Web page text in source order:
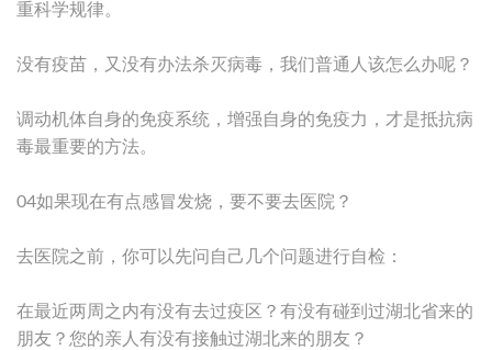
重科学规律。
没有疫苗，又没有办法杀灭病毒，我们普通人该怎么办呢？
调动机体自身的免疫系统，增强自身的免疫力，才是抵抗病
毒最重要的方法。
04如果现在有点感冒发烧，要不要去医院？
去医院之前，你可以先问自己几个问题进行自检：
在最近两周之内有没有去过疫区？有没有碰到过湖北省来的
朋友？您的亲人有没有接触过湖北来的朋友？